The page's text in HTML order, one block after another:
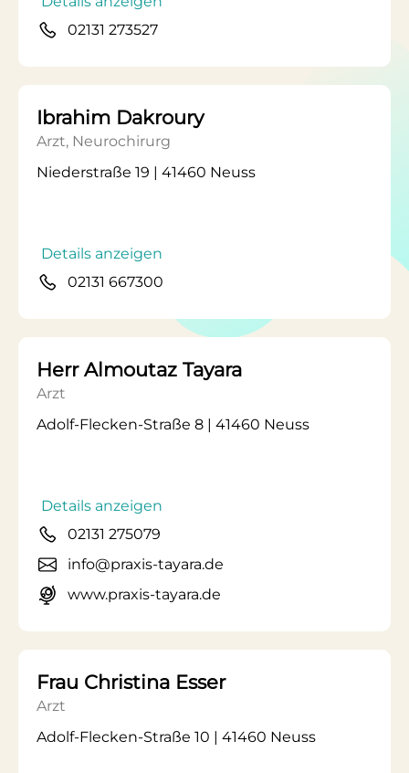
02131 273527
Ibrahim Dakroury
Arzt, Neurochirurg
Niederstraße 19 | 41460 Neuss
Details anzeigen
02131 667300
Herr Almoutaz Tayara
Arzt
Adolf-Flecken-Straße 8 | 41460 Neuss
Details anzeigen
02131 275079
info@praxis-tayara.de
www.praxis-tayara.de
Frau Christina Esser
Arzt
Adolf-Flecken-Straße 10 | 41460 Neuss